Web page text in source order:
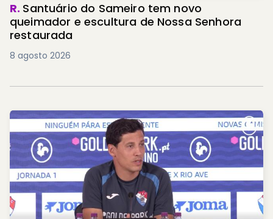
R. Santuário do Sameiro tem novo
queimador e escultura de Nossa Senhora
restaurada
8 agosto 2026